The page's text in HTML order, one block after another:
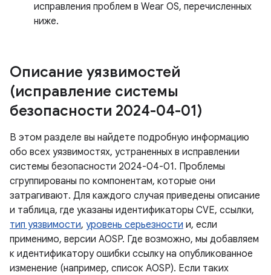
исправления проблем в Wear OS, перечисленных
ниже.
Описание уязвимостей
(исправление системы
безопасности 2024-04-01)
В этом разделе вы найдете подробную информацию
обо всех уязвимостях, устраненных в исправлении
системы безопасности 2024-04-01. Проблемы
сгруппированы по компонентам, которые они
затрагивают. Для каждого случая приведены описание
и таблица, где указаны идентификаторы CVE, ссылки,
тип уязвимости, уровень серьезности и, если
применимо, версии AOSP. Где возможно, мы добавляем
к идентификатору ошибки ссылку на опубликованное
изменение (например, список AOSP). Если таких